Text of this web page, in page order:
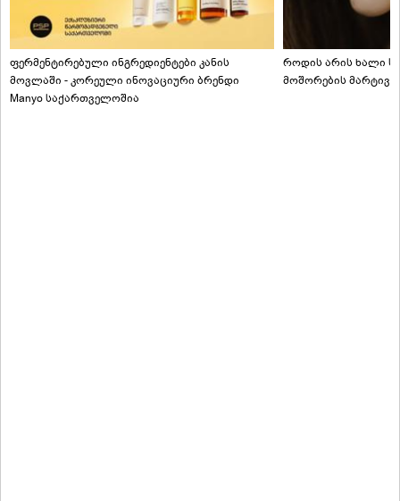
ფერმენტირებული ინგრედიენტები კანის
მოვლაში - კორეული ინოვაციური ბრენდი
Manyo საქართველოშია
როდის არის ხალი
მოშორების